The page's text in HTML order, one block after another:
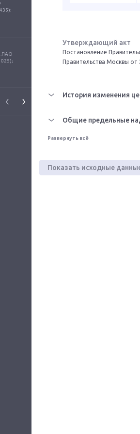
Утверждающий акт
Постановление
Правительства Москвы
История изменения
Общие предельные
Развернуть всё
Показать исходные